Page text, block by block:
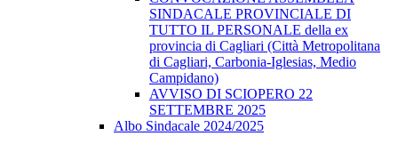
SINDACALE PROVINCIALE DI
TUTTO IL PERSONALE della ex
provincia di Cagliari (Città Metropolitana
di Cagliari, Carbonia-Iglesias, Medio
Campidano)
AVVISO DI SCIOPERO 22
SETTEMBRE 2025
Albo Sindacale 2024/2025